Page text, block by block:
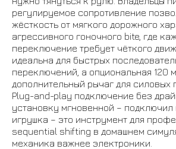
регулируемое сопротивление
жёсткость от мягкого дорожного
агрессивного гоночного bite, где
переключение требует чёткого
идеальна для быстрых
переключений, а опциональная 120
дополнительный рычаг для силовых
Plug-and-play подключение без
установку мгновенной – подключил
игрушка – это инструмент для
sequential shifting в домашнем
механика важнее электроники.